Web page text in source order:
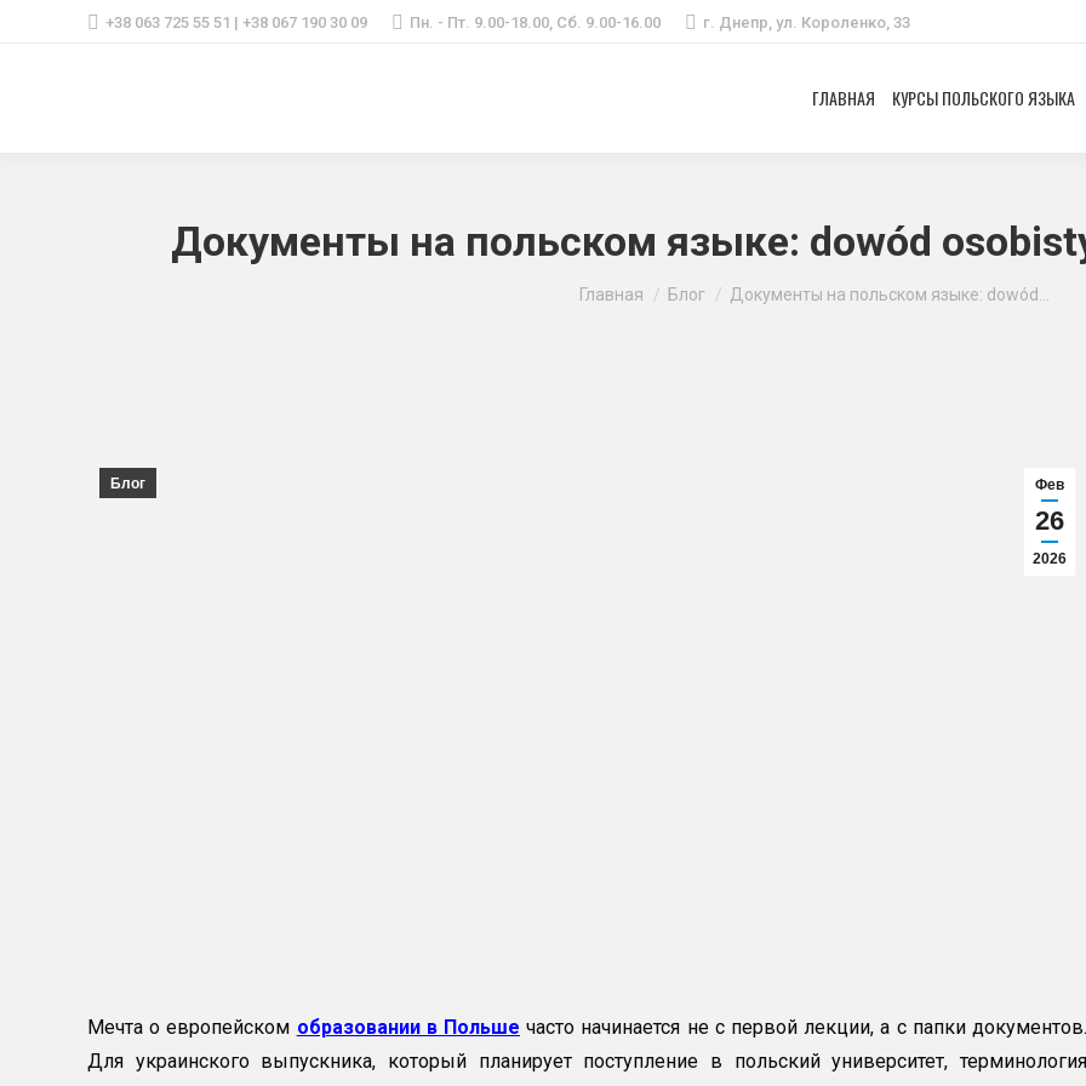
+38 063 725 55 51 | +38 067 190 30 09 Пн. - Пт. 9.00-18.00, Сб. 9.00-16.00 г. Днепр, ул. Короленко, 33
ГЛАВНАЯ КУРСЫ ПОЛЬСКОГО ЯЗЫКА
Документы на польском языке: dowód
Вы здесь:
Главная Блог Документы на польском языке: dowód…
Фев
26
2026
Блог
Мечта о европейском образовании в Польше часто начинается не с первой лекции, а с папки
Для украинского выпускника, который планирует поступление в польский университет, терминология